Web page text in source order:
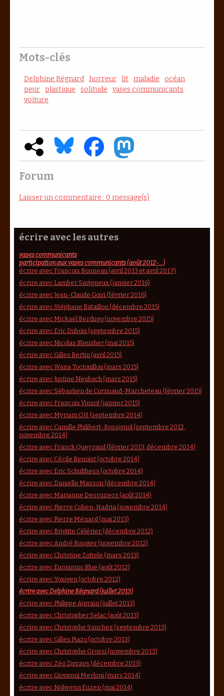
Mots-clés
Delphine Régnard horreur lit maladie
océan
peur plastique solitude
vases communicants
voiture
Forum
Laisser un commentaire : 0 message(s)
écrire avec les autres
vases communicants
participation aux vases communicants (août 2012-...)
écrire avec François Bonneau (avril 2013 et avril 2017)
écrire avec Lamber Savigneux (janvier 2016)
écrire avec Jean-Claude Goiri (février 2016)
écrire avec Stéphane Bataillon (décembre 2015)
écrire avec Mickaël Berdugo (novembre 2015)
écrire avec Eric Dubois (septembre 2015)
écrire avec Nicolas Bleusher (mai 2015)
écrire avec Gilles Bertin (avril 2015)
écrire avec Wana Toctouillou (mars 2015)
écrire avec Justine Neubach (mars 2015)
écrire avec Sébastien de Cornuaud-Marcheteau (février 2015)
écrire avec François Vinsot (janvier 2015)
écrire avec Myriam OH (septembre 2014)
écrire avec Camille Philibert-Rossignol (septembre 2012,
novembre 2014)
écrire avec Franck Queyraud (février 2013, décembre 2014)
écrire avec Cécile Benoist (octobre 2014)
écrire avec Eric Schulthess (octobre 2014)
écrire avec Danielle Masson (décembre 2014)
écrire avec Marianne Desroziers (août 2014)
écrire avec Pierre Cohen-Hadria (novembre 2014)
écrire avec Pierre Ménard (mai 2013)
écrire avec Brigitte Célérier (décembre 2012)
écrire avec André Rougier (novembre 2012)
écrire avec Christine Zottele (mars 2013)
écrire avec Euonimus Blue (août 2012)
écrire avec Yoxigen (octobre 2012)
écrire avec Delphine Régnard (juillet 2013)
écrire avec Philippe Aigrain (juillet 2013)
écrire avec Christopher Selac (août 2013)
écrire avec Christophe Sanchez (septembre 2013)
écrire avec Gilles Piazo (octobre 2013)
écrire avec Christophe Grossi (novembre 2013)
écrire avec Zéo Zigzags (décembre 2013)
écrire avec Giovanni Merloni (mars 2014)
écrire avec Nolwenn Euzen (mai 2014)